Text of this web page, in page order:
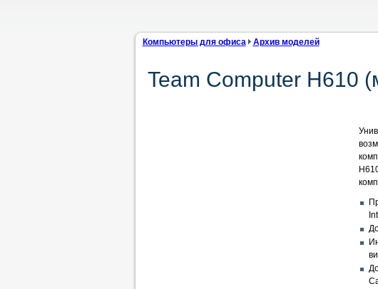
Компьютеры для офиса Архив моделей
Team Computer H610